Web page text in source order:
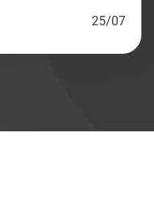
25/07